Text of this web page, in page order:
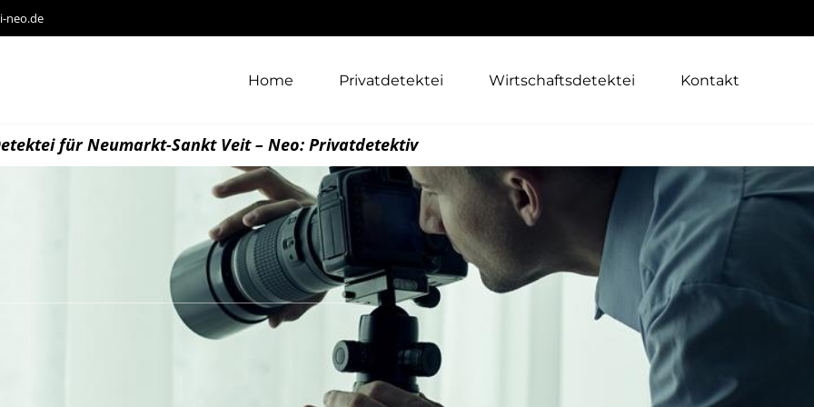
neo.de
Home Privatdetektei Wirtschaftsdetektei Kontakt
für Neumarkt-Sankt Veit – Neo: Privatdetektiv